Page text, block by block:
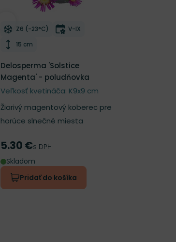
Odober do zoznamu želaní
Mrazuvzdornosť
Z6 (-23°C) Doba kvitnutia
V-IX
Výška rastliny
15 cm
Delosperma 'Solstice
Magenta' - poludňovka
Veľkosť kvetináča: K9x9 cm
Žiarivý magentový koberec pre
horúce slnečné miesta
Cena
5.30 €s DPH
Skladom
Pridať do košíka